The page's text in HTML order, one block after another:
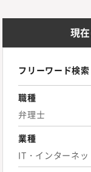
現
フリーワード検索
職種
弁理士
業種
IT・インターネ